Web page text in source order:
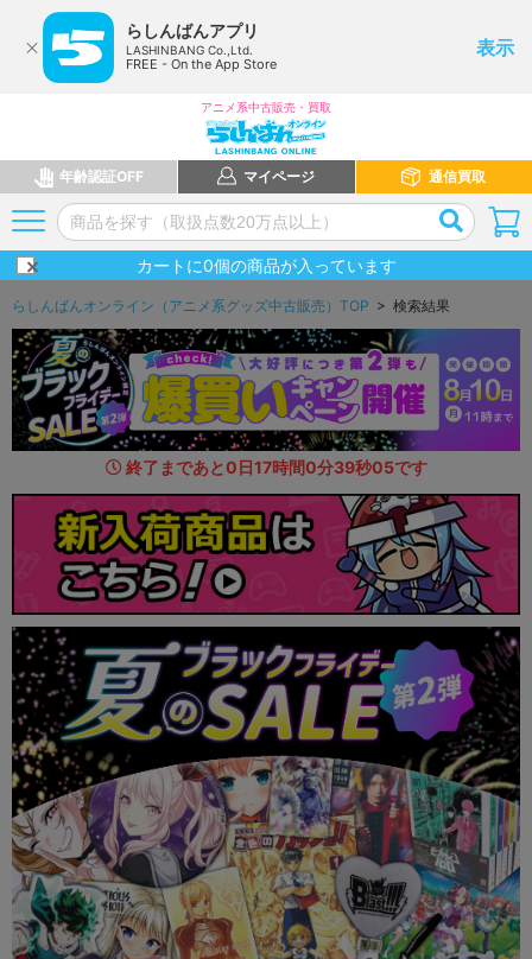
らしんばんアプリ
LASHINBANG Co.,Ltd.
FREE - On the App Store
表示
アニメ系中古販売・買取
年齢認証OFF マイページ 通信買取
カートに0個の商品が入っています
らしんばんオンライン（アニメ系グッズ中古販売）TOP > 検索結果
終了まであと0日17時間0分37秒71です